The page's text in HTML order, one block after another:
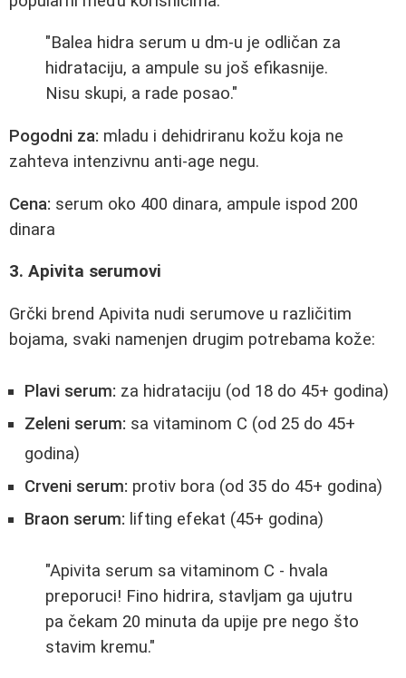
"Balea hidra serum u dm-u je odličan za
hidrataciju, a ampule su još efikasnije.
Nisu skupi, a rade posao."
Pogodni za: mladu i dehidriranu kožu koja ne
zahteva intenzivnu anti-age negu.
Cena: serum oko 400 dinara, ampule ispod 200
dinara
3. Apivita serumovi
Grčki brend Apivita nudi serumove u različitim
bojama, svaki namenjen drugim potrebama kože:
Plavi serum: za hidrataciju (od 18 do 45+ godina)
Zeleni serum: sa vitaminom C (od 25 do 45+
godina)
Crveni serum: protiv bora (od 35 do 45+ godina)
Braon serum: lifting efekat (45+ godina)
"Apivita serum sa vitaminom C - hvala
preporuci! Fino hidrira, stavljam ga ujutru
pa čekam 20 minuta da upije pre nego što
stavim kremu."